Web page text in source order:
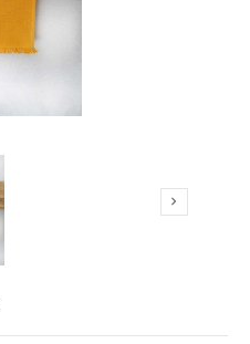
